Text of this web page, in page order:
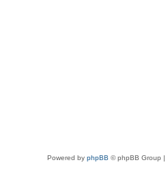
Powered by phpBB © phpBB Group